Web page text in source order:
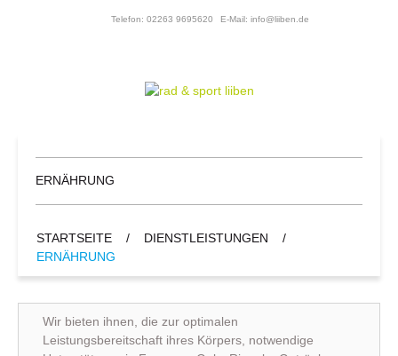
Telefon: 02263 9695620 E-Mail: info@liiben.de
ERNÄHRUNG
STARTSEITE / DIENSTLEISTUNGEN
/
ERNÄHRUNG
Wir bieten ihnen, die zur optimalen
Leistungsbereitschaft ihres Körpers, notwendige